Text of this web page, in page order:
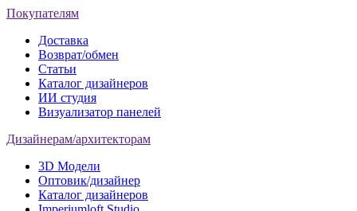
Покупателям
Доставка
Возврат/обмен
Статьи
Каталог дизайнеров
ИИ студия
Визуализатор панелей
Дизайнерам/архитекторам
3D Модели
Оптовик/дизайнер
Каталог дизайнеров